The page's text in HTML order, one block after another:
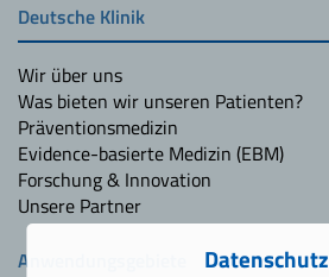
Deutsche Klinik
Wir über uns
Was bieten wir unseren Patienten?
Präventionsmedizin
Evidence-basierte Medizin (EBM)
Forschung & Innovation
Unsere Partner
Anwendungsgebiete
Datenschutz